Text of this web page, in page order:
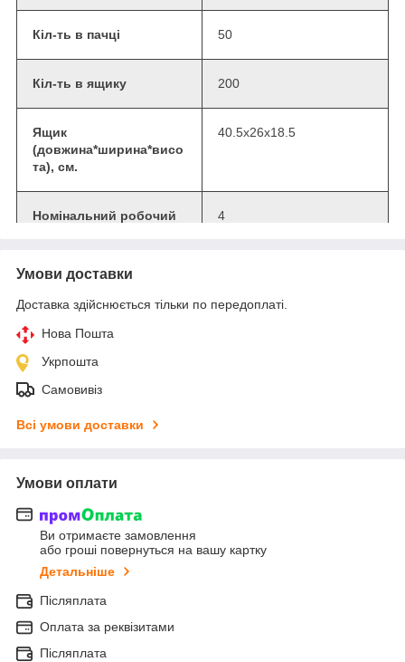
Кіл-ть в пачці 50
Кіл-ть в ящику 200
Ящик
(довжина*ширина*висо
та), см.
40.5х26х18.5
Номінальний робочий
4
Номінальна напруга
Тип цоколя
забезпечують надійний контакт з лампою. Патрони створені з
якісних та вогнестійких матеріалів.
Приховати
Умови доставки
Доставка здійснюється тільки по передоплаті.
Нова Пошта
Укрпошта
Самовивіз
Всі умови доставки
Умови оплати
Ви отримаєте замовлення
або гроші повернуться на вашу картку
Детальніше
Післяплата
Оплата за реквізитами
Післяплата